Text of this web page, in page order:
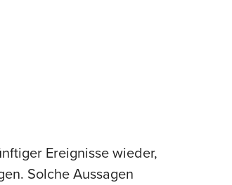
Ereignisse wieder,
Solche Aussagen